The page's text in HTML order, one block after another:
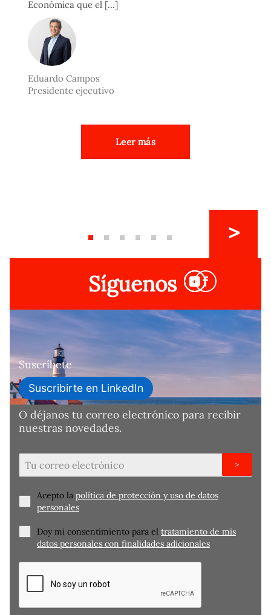
Económica que el [...]
Eduardo Campos
Presidente ejecutivo
Leer más
Síguenos
Suscríbete
Suscribirte en LinkedIn
O déjanos tu correo electrónico para recibir
nuestras novedades.
Acepto la política de protección y uso de datos
personales
Doy mi consentimiento para el tratamiento de mis
datos personales con finalidades adicionales
>